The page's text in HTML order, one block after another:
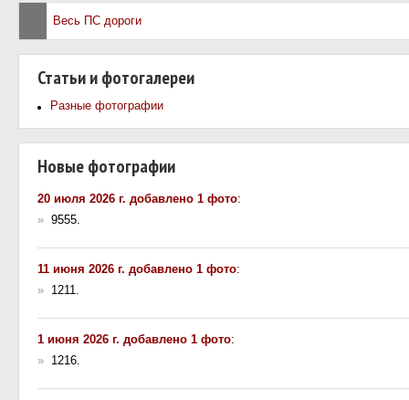
Весь ПС дороги
Статьи и фотогалереи
Разные фотографии
Новые фотографии
20 июля 2026 г. добавлено 1 фото:
» 9555.
11 июня 2026 г. добавлено 1 фото:
» 1211.
1 июня 2026 г. добавлено 1 фото:
» 1216.